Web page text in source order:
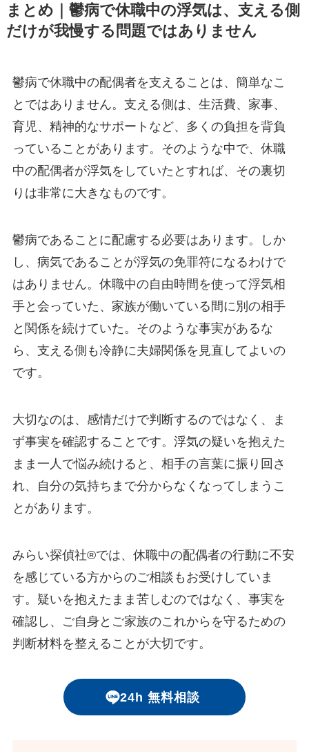
まとめ｜鬱病で休職中の浮気は、支える側
だけが我慢する問題ではありません
鬱病で休職中の配偶者を支えることは、簡単なこ
とではありません。支える側は、生活費、家事、
育児、精神的なサポートなど、多くの負担を背負
っていることがあります。そのような中で、休職
中の配偶者が浮気をしていたとすれば、その裏切
りは非常に大きなものです。
鬱病であることに配慮する必要はあります。しか
し、病気であることが浮気の免罪符になるわけで
はありません。休職中の自由時間を使って浮気相
手と会っていた、家族が働いている間に別の相手
と関係を続けていた。そのような事実があるな
ら、支える側も冷静に夫婦関係を見直してよいの
です。
大切なのは、感情だけで判断するのではなく、ま
ず事実を確認することです。浮気の疑いを抱えた
まま一人で悩み続けると、相手の言葉に振り回さ
れ、自分の気持ちまで分からなくなってしまうこ
とがあります。
みらい探偵社®︎では、休職中の配偶者の行動に不安
を感じている方からのご相談もお受けしていま
す。疑いを抱えたまま苦しむのではなく、事実を
確認し、ご自身とご家族のこれからを守るための
判断材料を整えることが大切です。
24h 無料相談